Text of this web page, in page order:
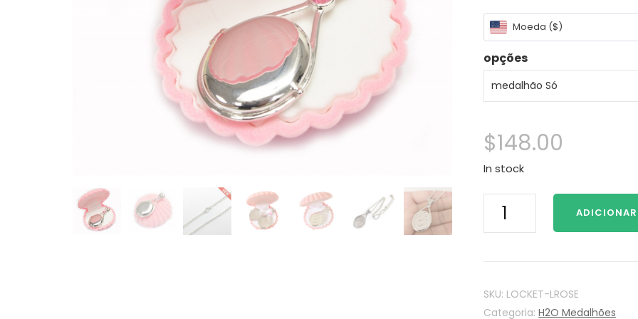
Moeda ($)
opções
$148.00
In stock
H2O
Mako
H2O
Medalhão
SKU: LOCKET-LROSE
Categoria:H2O Medalhões